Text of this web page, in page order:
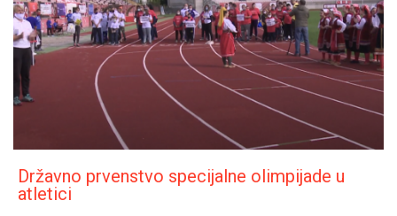
Državno prvenstvo specijalne olimpijade u
atletici